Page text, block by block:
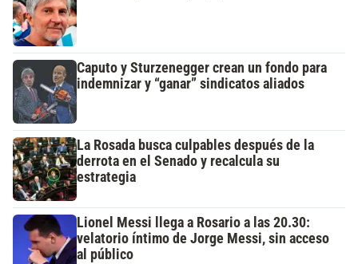
Caputo y Sturzenegger crean un fondo para
indemnizar y “ganar” sindicatos aliados
La Rosada busca culpables después de la
derrota en el Senado y recalcula su
estrategia
Lionel Messi llega a Rosario a las 20.30:
velatorio íntimo de Jorge Messi, sin acceso
al público